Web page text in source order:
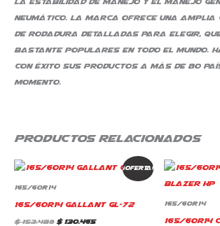
neumático. La marca ofrece una amplia
de rodadura detalladas para elegir,
bastante populares en todo el mundo.
con éxito sus productos a más de 80
momento.
Productos relacionados
¡Oferta!
165/60R14
165/60R14 Gallant GL-72
$153.489
El
$ 153.489.
$130.465
El
precio
$ 130.465.
165/60R14
165/60R14
El
$